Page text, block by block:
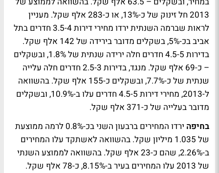
2013 חל זינוק של כ-13%, או כ-283 אלף שקל. מעניין
לראות שברמה השנתית ירדו מחירי דירות 3.5-4 חדרים בתל
אביב בכ-5%, בשקלים מדובר בירידה של 142 אלף שקל.
בדירות 4.5-5 חדרים חלה ירידה שנתית של 1.8%, ובשקלים
– כ-69 אלף שקל. מנגד, בדירות 2.5-3 חדרים חלה עלייה
שנתית של כ-7.7%, ובשקלים כ-155 אלף שקל. בהשוואה
ל-2013, מחירי דירות 4.5-5 חדרים עלו ב-10.9%, ובשקלים
מדובר בעלייה של כ-371 אלף שקל.
בחיפה
ירדו המחירים ברבעון השני בכ-0.8% לרמה ממוצעת
של 1.035 מיליון שקל. בהשוואה לאשתקד עלו המחירים
ב-2.26%, שהם כ-23 אלף שקל. בהשוואה לממוצע השנתי
של 2013 עלו המחירים בעיר ב-8.15%, כ-78 אלף שקל.